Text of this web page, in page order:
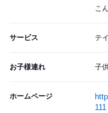
こ
サービス テ
お子様連れ 子
ホームページ
111